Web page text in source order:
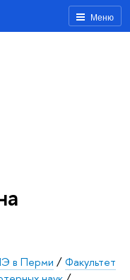
Меню
в Перми /Факультет